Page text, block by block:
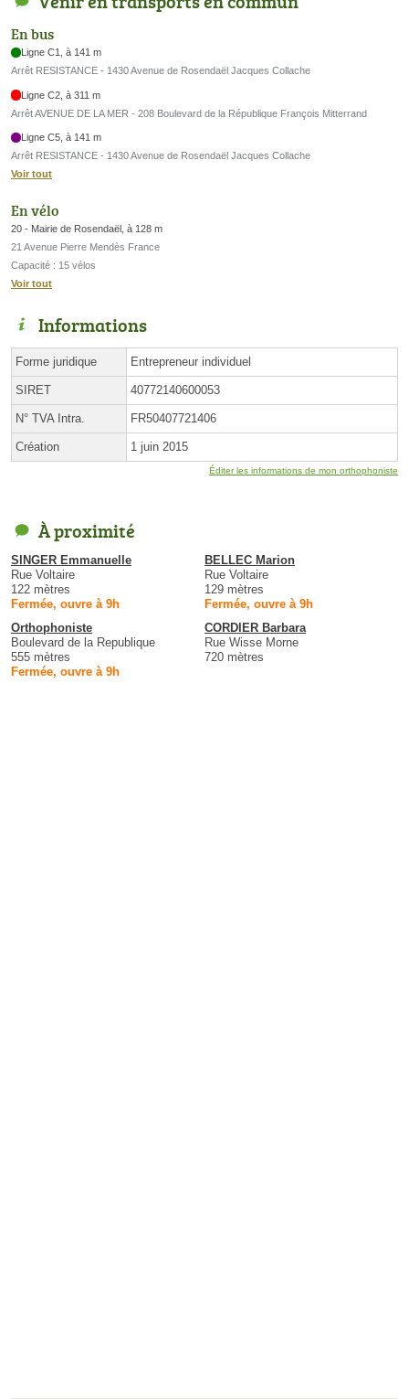
En bus
Ligne C1, à 141 m
Arrêt RESISTANCE - 1430 Avenue de Rosendaël Jacques Collache
Ligne C2, à 311 m
Arrêt AVENUE DE LA MER - 208 Boulevard de la République François Mitterrand
Ligne C5, à 141 m
Arrêt RESISTANCE - 1430 Avenue de Rosendaël Jacques Collache
Voir tout
En vélo
20 - Mairie de Rosendaël, à 128 m
21 Avenue Pierre Mendès France
Capacité : 15 vélos
Voir tout
Informations
Forme juridique Entrepreneur individuel
SIRET 40772140600053
N° TVA Intra. FR50407721406
Création 1 juin 2015
Éditer les informations de mon orthophoniste
À proximité
SINGER Emmanuelle
Rue Voltaire
122 mètres
Fermée, ouvre à 9h
BELLEC Marion
Rue Voltaire
129 mètres
Fermée, ouvre à 9h
Orthophoniste
Boulevard de la Republique
555 mètres
Fermée, ouvre à 9h
CORDIER Barbara
Rue Wisse Morne
720 mètres